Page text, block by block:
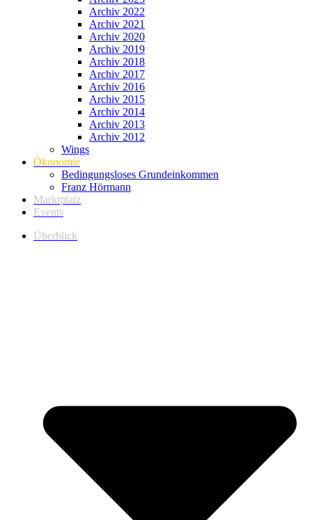
Archiv 2022
Archiv 2021
Archiv 2020
Archiv 2019
Archiv 2018
Archiv 2017
Archiv 2016
Archiv 2015
Archiv 2014
Archiv 2013
Archiv 2012
Wings
Ökonomie
Bedingungsloses Grundeinkommen
Franz Hörmann
Marktplatz
Events
Überblick